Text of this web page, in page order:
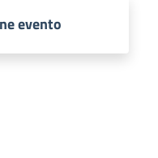
evento